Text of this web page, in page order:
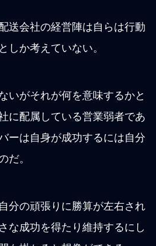
送会社の経営陣は自らは行動
しか考えていない。
いがそれが何を意味するかと
に配属している営業弱者であ
ーは自身が成功するには自分
だ。
分の頑張りに勝算が左右され
な成功を得たり維持するにし